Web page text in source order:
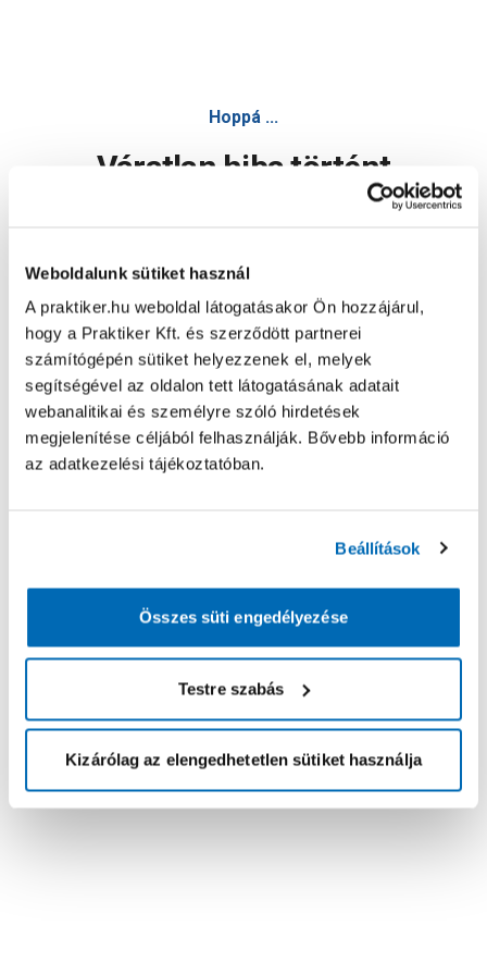
Weboldalunk sütiket használ
A praktiker.hu weboldal látogatásakor Ön hozzájárul,
hogy a Praktiker Kft. és szerződött partnerei
számítógépén sütiket helyezzenek el, melyek
segítségével az oldalon tett látogatásának adatait
webanalitikai és személyre szóló hirdetések
megjelenítése céljából felhasználják. Bővebb információ
az adatkezelési tájékoztatóban.
Beállítások
Összes süti engedélyezése
Testre szabás
Kizárólag az elengedhetetlen sütiket használja
Hoppá ...
Váratlan hiba történt
Oldal újratöltése